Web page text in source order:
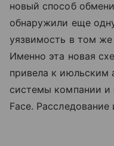
новый способ
обнаружили еще
уязвимость в том
Именно эта новая
привела к июльским
системы компании и
Face.